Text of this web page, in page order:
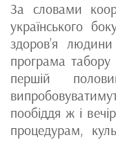
За словами
українського
здоров’я
програма
першій
пообіддя ж і
процедурам,